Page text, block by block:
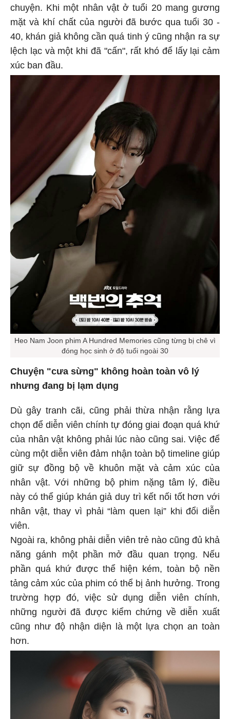
chuyện. Khi một nhân vật ở tuổi 20 mang gương
mặt và khí chất của người đã bước qua tuổi 30 -
40, khán giả không cần quá tinh ý cũng nhận ra sự
lệch lạc và một khi đã "cấn", rất khó để lấy lại cảm
xúc ban đầu.
Heo Nam Joon phim A Hundred Memories cũng từng bị chê vì
đóng học sinh ở độ tuổi ngoài 30
Chuyện "cưa sừng" không hoàn toàn vô lý
nhưng đang bị lạm dụng
Dù gây tranh cãi, cũng phải thừa nhận rằng lựa
chọn để diễn viên chính tự đóng giai đoạn quá khứ
của nhân vật không phải lúc nào cũng sai. Việc để
cùng một diễn viên đảm nhận toàn bộ timeline giúp
giữ sự đồng bộ về khuôn mặt và cảm xúc của
nhân vật. Với những bộ phim nặng tâm lý, điều
này có thể giúp khán giả duy trì kết nối tốt hơn với
nhân vật, thay vì phải “làm quen lại” khi đổi diễn
viên.
Ngoài ra, không phải diễn viên trẻ nào cũng đủ khả
năng gánh một phần mở đầu quan trọng. Nếu
phần quá khứ được thể hiện kém, toàn bộ nền
tảng cảm xúc của phim có thể bị ảnh hưởng. Trong
trường hợp đó, việc sử dụng diễn viên chính,
những người đã được kiểm chứng về diễn xuất
cũng như độ nhận diện là một lựa chọn an toàn
hơn.